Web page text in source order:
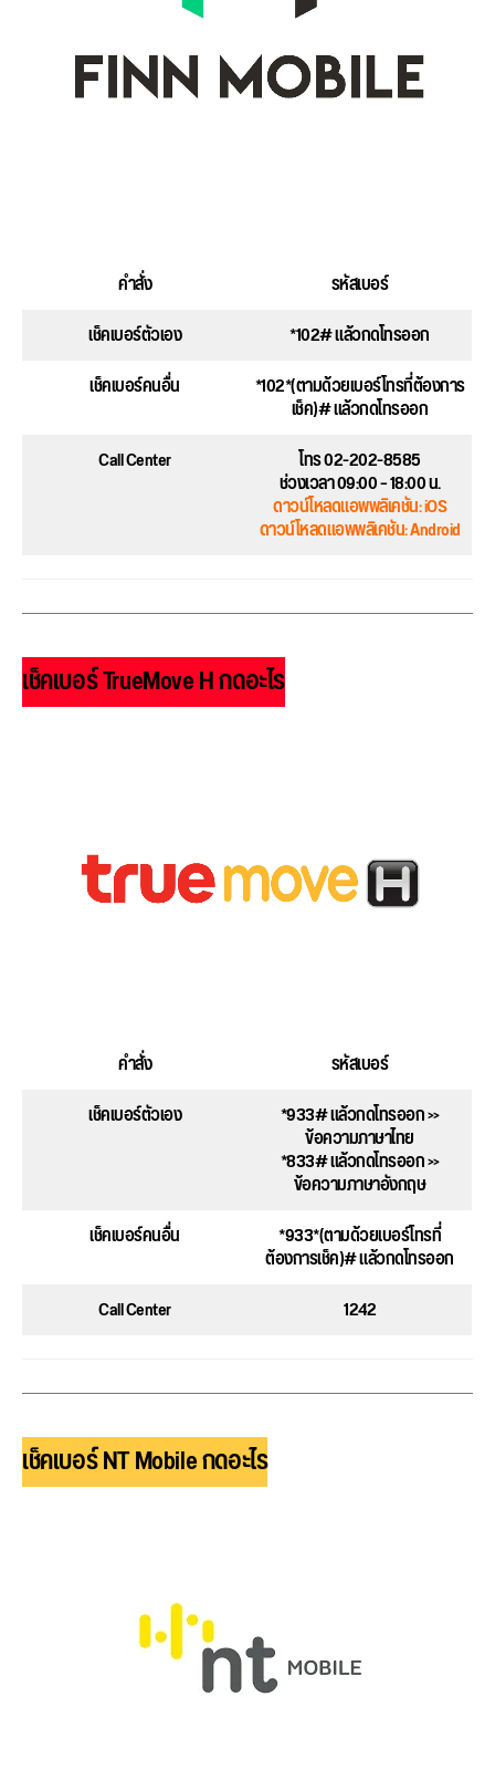
คำสั่ง
รหัสเบอร์
เช็คเบอร์ตัวเอง
*102# แล้วกดโทรออก
เช็คเบอร์คนอื่น
*102*(ตามด้วยเบอร์โทรที่ต้องการ
เช็ค)# แล้วกดโทรออก
Call Center
โทร 02-202-8585
ช่วงเวลา 09:00 – 18:00 น.
ดาวน์โหลดแอพพลิเคชัน: iOS
ดาวน์โหลดแอพพลิเคชัน: Android
เช็คเบอร์ TrueMove H กดอะไร
คำสั่ง
รหัสเบอร์
เช็คเบอร์ตัวเอง
*933# แล้วกดโทรออก >>
ข้อความภาษาไทย
*833# แล้วกดโทรออก >>
ข้อความภาษาอังกฤษ
เช็คเบอร์คนอื่น
*933*(ตามด้วยเบอร์โทรที่
ต้องการเช็ค)# แล้วกดโทรออก
Call Center
1242
เช็คเบอร์ NT Mobile กดอะไร